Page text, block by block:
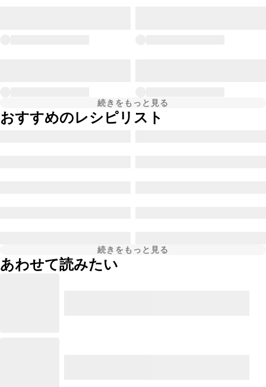
続きをもっと見る
おすすめのレシピリスト
続きをもっと見る
あわせて読みたい